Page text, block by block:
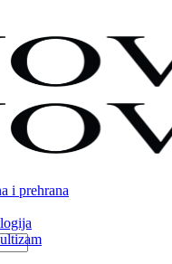
i prehrana